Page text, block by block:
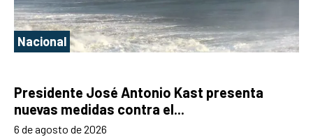
Nacional
Presidente José Antonio Kast presenta
nuevas medidas contra el...
6 de agosto de 2026